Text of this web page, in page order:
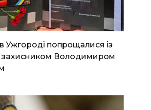
Ужгороді попрощалися із
захисником Володимиром